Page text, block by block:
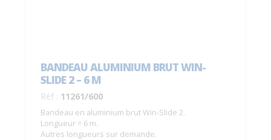
BANDEAU ALUMINIUM BRUT WIN-
SLIDE 2 – 6 M
Réf : 11261/600
Bandeau en aluminium brut Win-Slide 2.
Longueur = 6 m.
Autres longueurs sur demande.